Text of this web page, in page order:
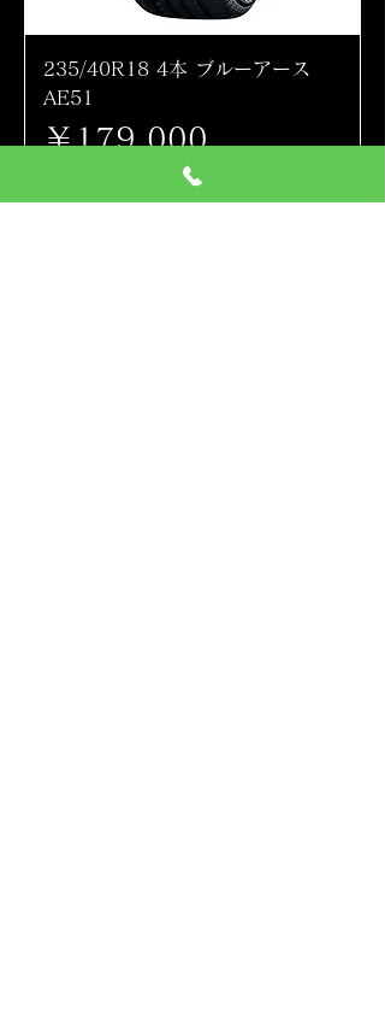
235/40R18 4本 ブルーアース
AE51
価格
￥179,000